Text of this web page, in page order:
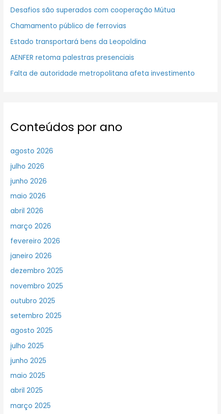
Desafios são superados com cooperação Mútua
Chamamento público de ferrovias
Estado transportará bens da Leopoldina
AENFER retoma palestras presenciais
Falta de autoridade metropolitana afeta investimento
Conteúdos por ano
agosto 2026
julho 2026
junho 2026
maio 2026
abril 2026
março 2026
fevereiro 2026
janeiro 2026
dezembro 2025
novembro 2025
outubro 2025
setembro 2025
agosto 2025
julho 2025
junho 2025
maio 2025
abril 2025
março 2025